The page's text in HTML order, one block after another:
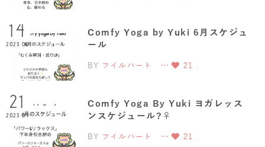
14
2023.06
Comfy Yoga by Yuki 6月スケジュ
ール
BY フイルハート … 21
21
2023.04
Comfy Yoga By Yuki ヨガレッス
ンスケジュール?‍♀️
BY フイルハート … 21